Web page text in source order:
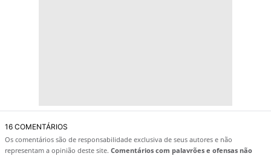
16 COMENTÁRIOS
Os comentários são de responsabilidade exclusiva de seus autores e não
representam a opinião deste site. Comentários com palavrões e ofensas não